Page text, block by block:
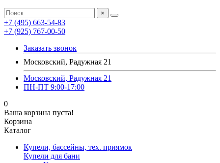
×
+7 (495) 663-54-83
+7 (925) 767-00-50
Заказать звонок
Московский, Радужная 21
Московский, Радужная 21
ПН-ПТ 9:00-17:00
0
Ваша корзина пуста!
Корзина
Каталог
Купели, бассейны, тех. приямок
Купели для бани